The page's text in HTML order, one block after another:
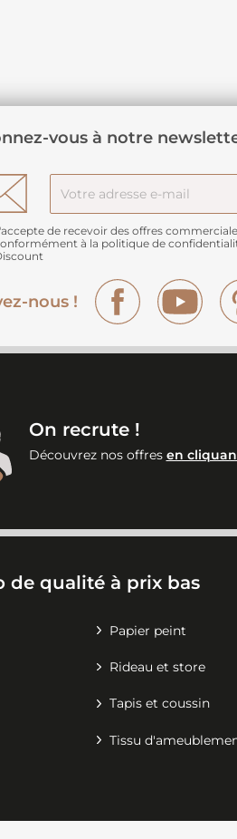
vous à notre
de recevoir des offres
à la politique de
nous !
Facebook
On recrute !
Découvrez nos offres en
de qualité à prix bas
Papier peint
Rideau et store
Tapis et coussin
Tissu